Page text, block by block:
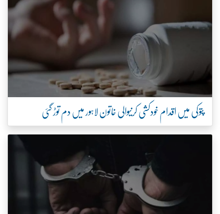
پتوکی میں اقدام خودکشی کرنیوالی خاتون لاہور میں دم توڑ گئی